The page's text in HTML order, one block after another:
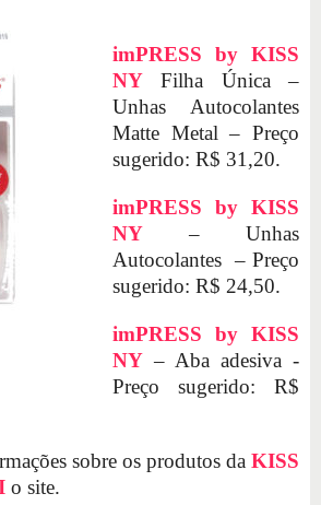
imPRESS by KISS
NY Filha Única –
Unhas Autocolantes
Matte Metal – Preço
sugerido: R$ 31,20.
imPRESS by KISS
NY
– Unhas
Autocolantes – Preço
sugerido: R$ 24,50.
imPRESS by KISS
NY – Aba adesiva -
Preço sugerido: R$
sobre os produtos da KISS
o site.